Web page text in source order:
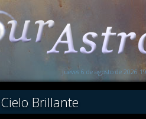
Jueves 6 de agosto de 2026
Cielo Brillante